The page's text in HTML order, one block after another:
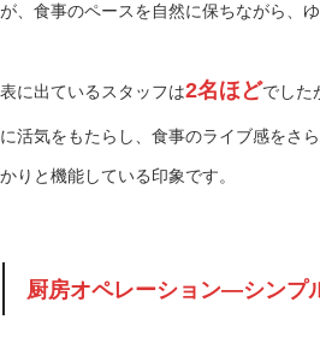
が、食事のペースを自然に保ちながら、
表に出ているスタッフは2名ほどでした
に活気をもたらし、食事のライブ感をさ
かりと機能している印象です。
厨房オペレーション—シンプ